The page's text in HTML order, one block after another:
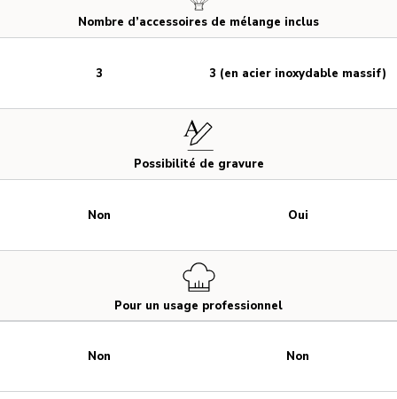
Nombre d’accessoires de mélange inclus
Possibilité de gravure
Pour un usage professionnel
3
Non
Non
3 (en acier inoxydable massif)
Oui
Non